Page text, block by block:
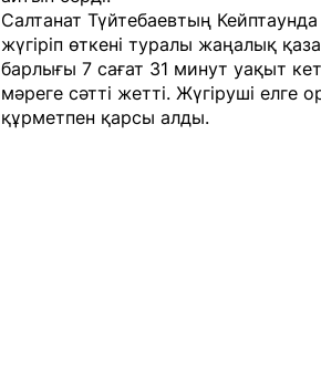
Салтанат Түйтебаевтың
жүгіріп өткені туралы жаңалық
барлығы 7 сағат 31 минут уақыт
мәреге сәтті жетті. Жүгіруші
құрметпен қарсы алды.